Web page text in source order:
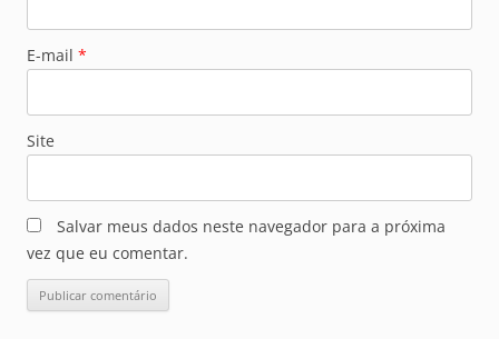
E-mail *
Site
Salvar meus dados neste navegador para a próxima
vez que eu comentar.